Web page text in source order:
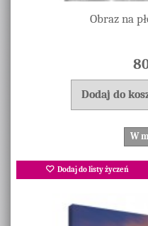
Obraz na
Dodaj do
W
Dodaj do listy życzeń